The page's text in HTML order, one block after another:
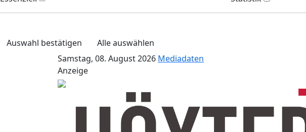
Auswahl bestätigen
Alle auswählen
Samstag, 08. August 2026 Mediadaten
Anzeige